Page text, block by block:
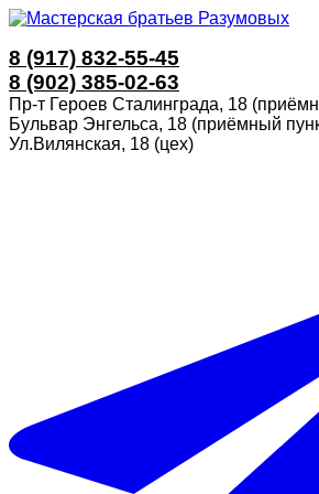
8 (917) 832-55-45
8 (902) 385-02-63
Пр-т Героев Сталинграда, 18
Бульвар Энгельса, 18 (приёмный
Ул.Вилянская, 18 (цех)